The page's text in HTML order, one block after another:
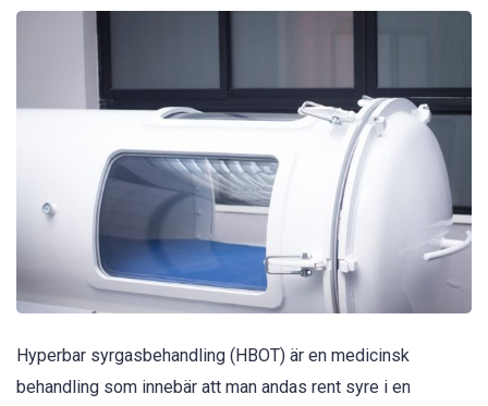
Hyperbar syrgasbehandling (HBOT) är en medicinsk
behandling som innebär att man andas rent syre i en